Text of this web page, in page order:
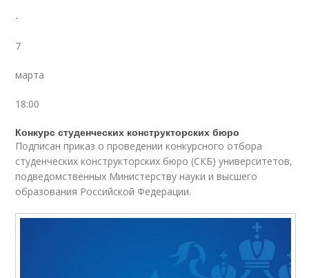
-
7
марта
18:00
Конкурс студенческих конструкторских бюро
Подписан приказ о проведении конкурсного отбора
студенческих конструкторских бюро (СКБ) университетов,
подведомственных Министерству науки и высшего
образования Российской Федерации.